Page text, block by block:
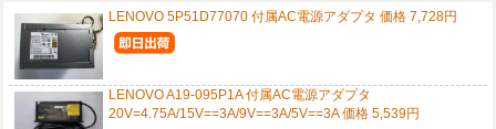
LENOVO 5P51D77070 付属AC電源アダプタ 価格 7,728円
LENOVO A19-095P1A 付属AC電源アダプタ
20V=4.75A/15V==3A/9V==3A/5V==3A 価格 5,539円